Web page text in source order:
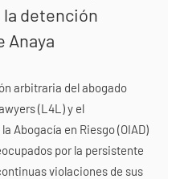
la detención
Anaya
arbitraria del abogado
(L4L) y el
Abogacía en Riesgo (OIAD)
por la persistente
violaciones de sus